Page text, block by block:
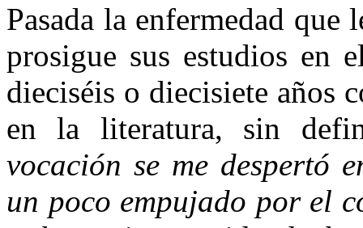
Pasada la enfermedad que
prosigue sus estudios en
dieciséis o diecisiete años
en la literatura, sin
vocación se me despertó
un poco empujado por el